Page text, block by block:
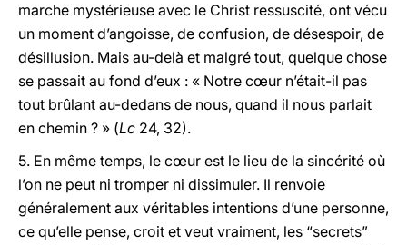
marche mystérieuse avec le Christ ressuscité, ont vécu
un moment d’angoisse, de confusion, de désespoir, de
désillusion. Mais au-delà et malgré tout, quelque chose
se passait au fond d’eux : « Notre cœur n’était-il pas
tout brûlant au-dedans de nous, quand il nous parlait
en chemin ? » (Lc 24, 32).
5. En même temps, le cœur est le lieu de la sincérité où
l’on ne peut ni tromper ni dissimuler. Il renvoie
généralement aux véritables intentions d’une personne,
ce qu’elle pense, croit et veut vraiment, les “secrets”